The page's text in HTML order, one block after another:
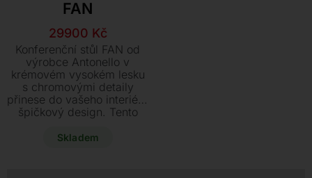
FAN
Původní
cena
byla:
80640 Kč.
29900 Kč
Aktuální
cena
je:
29900 Kč.
Konferenční stůl FAN od
výrobce Antonello v
krémovém vysokém lesku
s chromovými detaily
přinese do vašeho interiéru
špičkový design. Tento
rozměrech 100 x 100 x 34
Skladem